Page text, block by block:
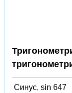
Синус, sin 647